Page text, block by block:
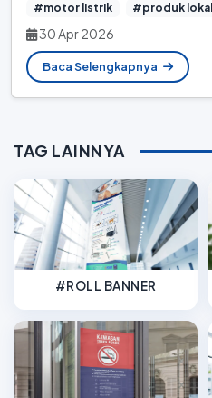
#motor listrik
#produk lokal
30 Apr 2026
Baca Selengkapnya
TAG LAINNYA
#ROLL BANNER